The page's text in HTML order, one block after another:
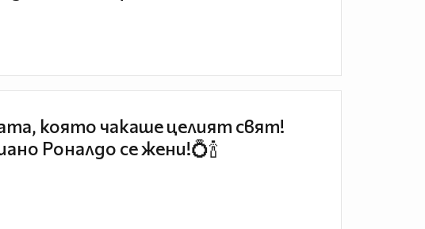
която чакаше целият свят!
Роналдо се жени!💍🍾